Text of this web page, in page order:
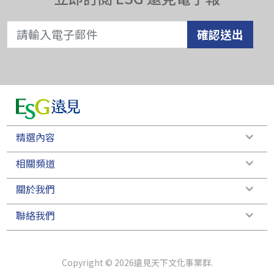
確認送出
精選內容
相關頻道
關於我們
聯絡我們
Copyright © 2026遠見天下文化事業群.